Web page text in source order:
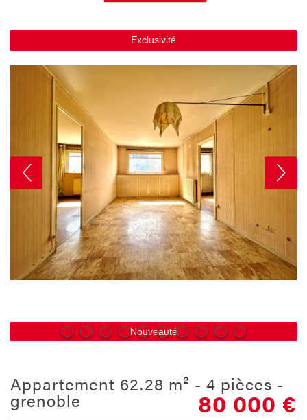
Exclusivité
Nouveauté
appartement 62.28 m² - 4 pièces -
grenoble 80 000 €